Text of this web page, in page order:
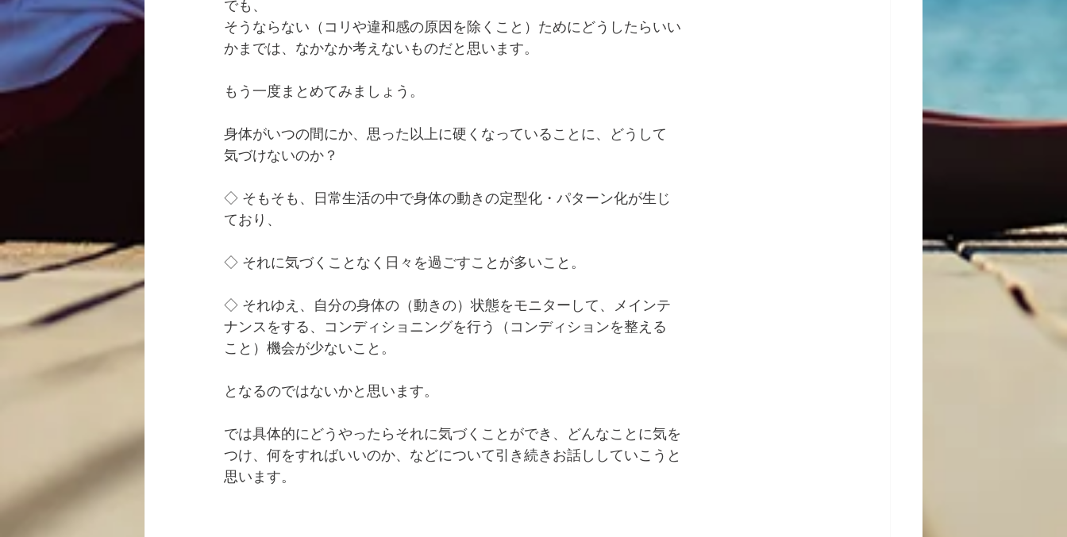
でも、
そうならない（コリや違和感の原因を除くこと）ためにどうしたらいい
かまでは、なかなか考えないものだと思います。
もう一度まとめてみましょう。
身体がいつの間にか、思った以上に硬くなっていることに、どうして
気づけないのか？
◇ そもそも、日常生活の中で身体の動きの定型化・パターン化が生じ
ており、
◇ それに気づくことなく日々を過ごすことが多いこと。
◇ それゆえ、自分の身体の（動きの）状態をモニターして、メインテ
ナンスをする、コンディショニングを行う（コンディションを整える
こと）機会が少ないこと。
となるのではないかと思います。
では具体的にどうやったらそれに気づくことができ、どんなことに気を
つけ、何をすればいいのか、などについて引き続きお話ししていこうと
思います。